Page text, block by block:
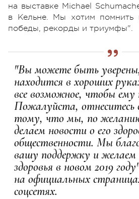
на выставке Michael
в Кельне. Мы хотим помнить
победы, рекорды и триумфы".
"Вы можете быть
находится в хороших
все возможное, чтобы ему
Пожалуйста, отнеситесь
тому, что мы, по
делаем новости о его
общественности. Мы
вашу поддержку и желаем
здоровья в новом 2019
на официальных
соцсетях.